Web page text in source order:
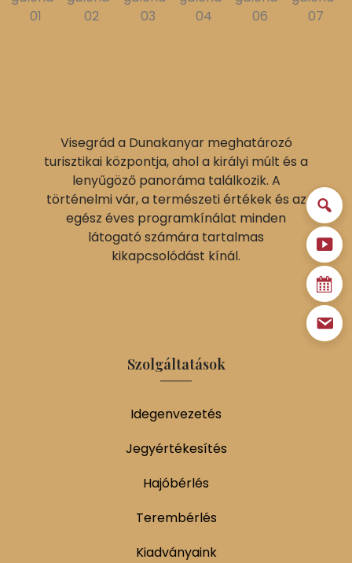
Visegrád a Dunakanyar meghatározó
turisztikai központja, ahol a királyi múlt és a
lenyűgöző panoráma találkozik. A
történelmi vár, a természeti értékek és az
egész éves programkínálat minden
látogató számára tartalmas
kikapcsolódást kínál.
Szolgáltatások
Idegenvezetés
Jegyértékesítés
Hajóbérlés
Terembérlés
Kiadványaink